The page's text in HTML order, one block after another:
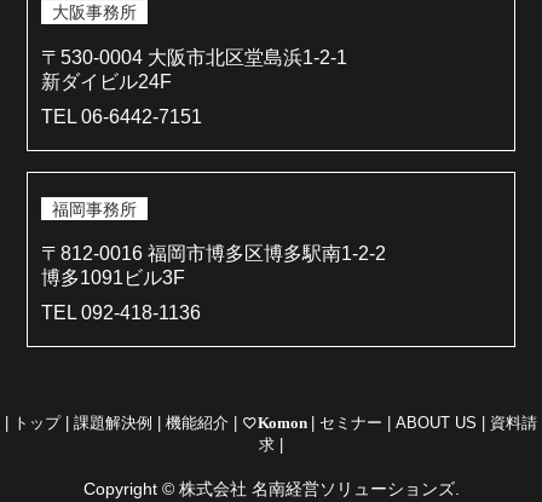
大阪事務所
〒530-0004 大阪市北区堂島浜1-2-1
新ダイビル24F
TEL 06-6442-7151
福岡事務所
〒812-0016 福岡市博多区博多駅南1-2-2
博多1091ビル3F
TEL 092-418-1136
トップ 課題解決例 機能紹介 favorite_borderKomon セミナー ABOUT US
資料請
求
Copyright © 株式会社 名南経営ソリューションズ.